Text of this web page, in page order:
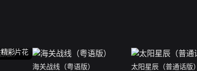
精彩片花
海关战线（粤语版）
太阳星辰（普通话版）